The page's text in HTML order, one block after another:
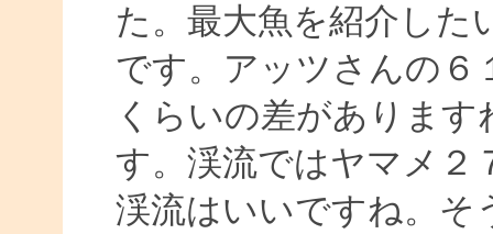
た。最大魚を紹介した
です。アッツさんの６
くらいの差がありま
す。渓流ではヤマメ２
渓流はいいですね。そ